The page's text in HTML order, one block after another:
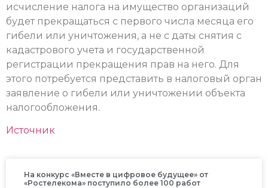
исчисление налога на имущество организаций
будет прекращаться с первого числа месяца его
гибели или уничтожения, а не с даты снятия с
кадастрового учета и государственной
регистрации прекращения прав на него. Для
этого потребуется представить в налоговый орган
заявление о гибели или уничтожении объекта
налогообложения.
Источник
На конкурс «Вместе в цифровое будущее» от
«Ростелекома» поступило более 100 работ